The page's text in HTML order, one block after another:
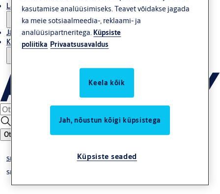
Lahendused
Jätkusuutlikkus
Kust osta
Otsing
SMARTair
SMARTair management
kasutamise analüüsimiseks. Teavet võidakse jagada
ka meie sotsiaalmeedia-, reklaami- ja
analüüsipartneritega. Küpsiste
poliitika Privaatsusavaldus
Keela kõik
Jah, nõustun kõigi küpsistega
Küpsiste seaded